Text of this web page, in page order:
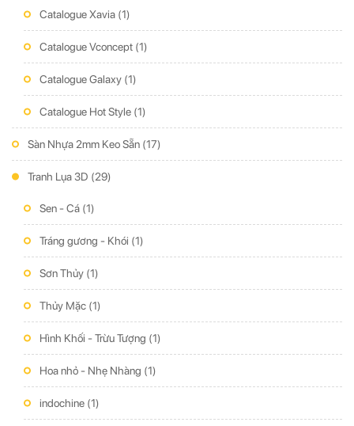
Catalogue Xavia (1)
Catalogue Vconcept (1)
Catalogue Galaxy (1)
Catalogue Hot Style (1)
Sàn Nhựa 2mm Keo Sẵn (17)
Tranh Lụa 3D (29)
Sen - Cá (1)
Tráng gương - Khói (1)
Sơn Thủy (1)
Thủy Mặc (1)
Hình Khối - Trừu Tượng (1)
Hoa nhỏ - Nhẹ Nhàng (1)
indochine (1)